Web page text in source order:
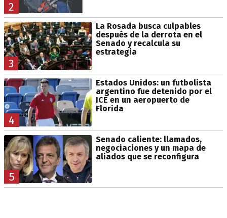
2
3
La Rosada busca culpables
después de la derrota en el
Senado y recalcula su
estrategia
4
Estados Unidos: un futbolista
argentino fue detenido por el
ICE en un aeropuerto de
Florida
5
Senado caliente: llamados,
negociaciones y un mapa de
aliados que se reconfigura